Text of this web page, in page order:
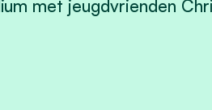
met jeugdvrienden